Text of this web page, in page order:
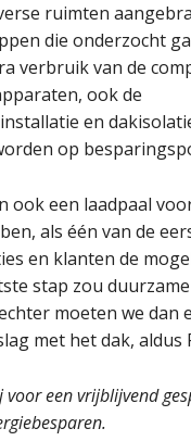
ruimten
die onderzocht
verbruik van de
ook de
en
op
ook een laadpaal
als één van de
en klanten de
stap zou
moeten we dan
met het dak, aldus
een vrijblijvend